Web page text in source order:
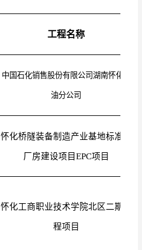
工程名称
中国石化销售股份有限公司湖南怀化石
油分公司
怀化桥隧装备制造产业基地标准化
厂房建设项目EPC项目
怀化工商职业技术学院北区二期工
程项目